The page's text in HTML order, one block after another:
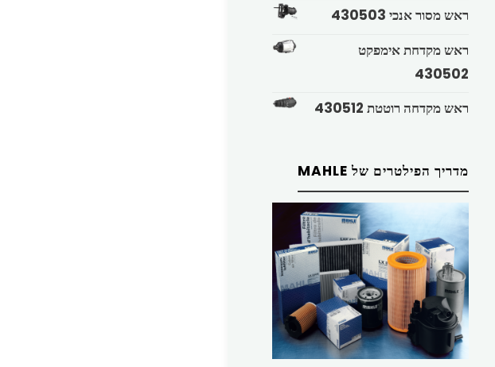
ראש מסור אנכי 430503
ראש מקדחת אימפקט
430502
ראש מקדחה רוטטת 430512
מדריך הפילטרים של MAHLE